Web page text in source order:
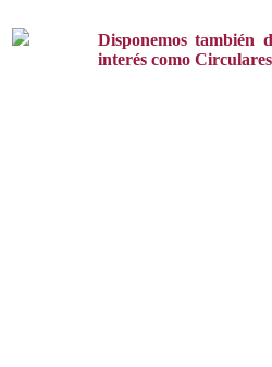
Disponemos también
interés como